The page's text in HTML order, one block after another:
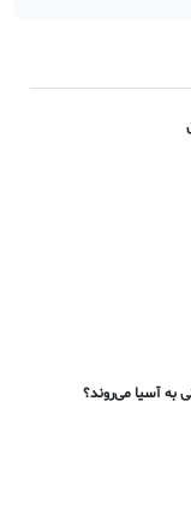
به آسیا می‌روند؟